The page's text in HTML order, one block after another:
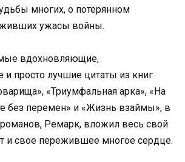
многих, о потерянном
ужасы войны.
вдохновляющие,
просто лучшие цитаты из книг
«Триумфальная арка», «На
без перемен» и «Жизнь взаймы», в
Ремарк, вложил весь свой
и свое пережившее многое сердце.